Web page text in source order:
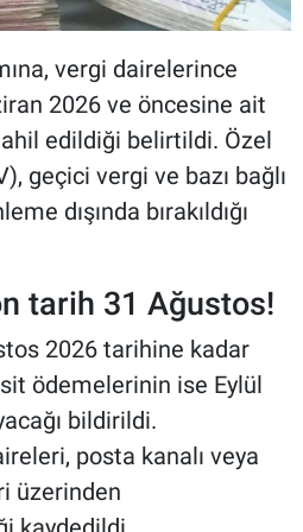
vergi dairelerince
2026 ve öncesine ait
edildiği belirtildi. Özel
geçici vergi ve bazı bağlı
dışında bırakıldığı
tarih 31 Ağustos!
2026 tarihine kadar
ödemelerinin ise Eylül
bildirildi.
posta kanalı veya
üzerinden